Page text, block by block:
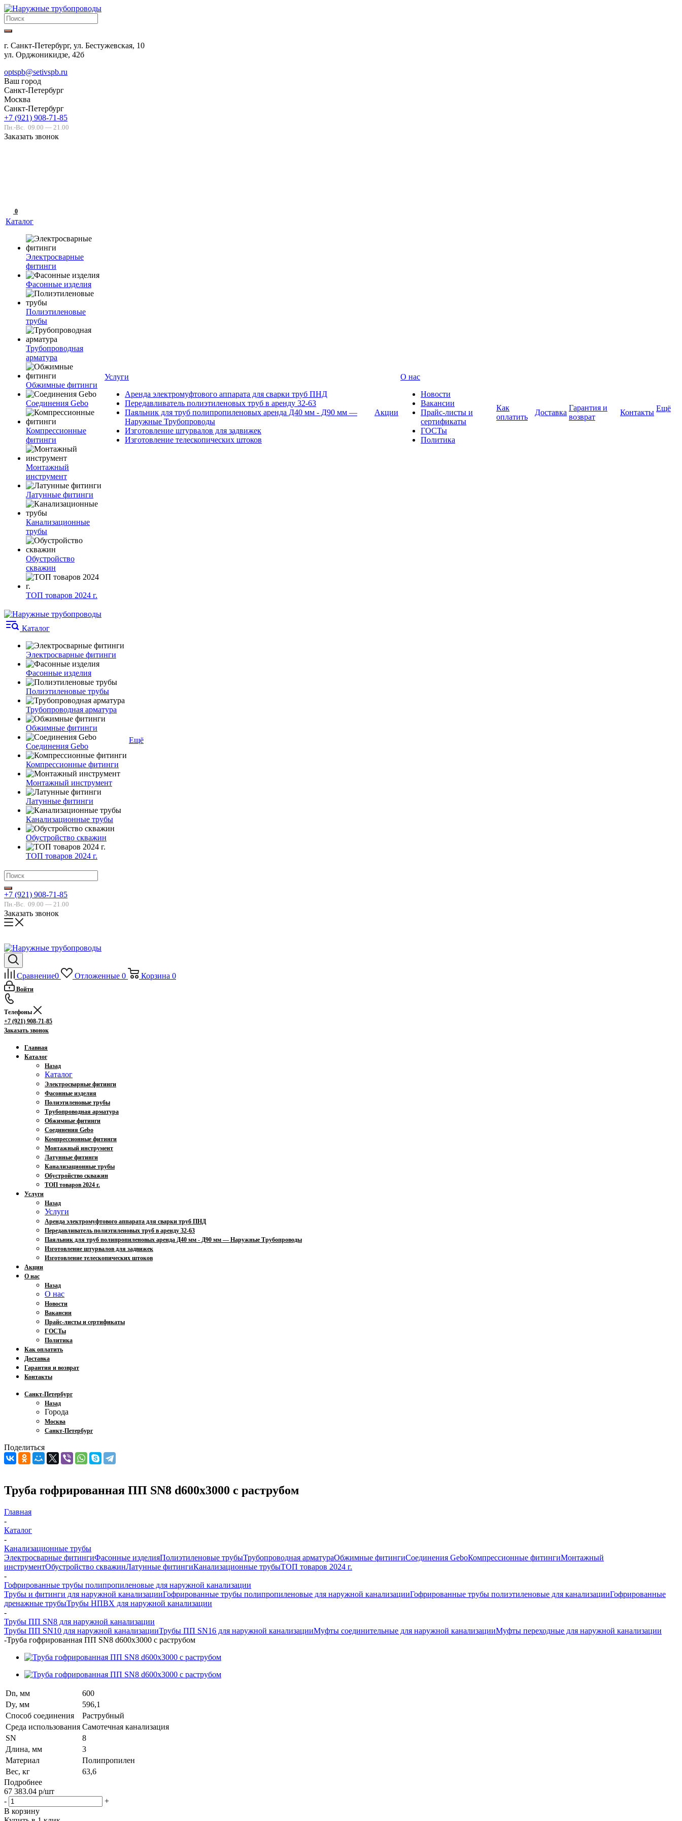
г. Санкт-Петербург, ул. Бестужевская, 10
ул. Орджоникидзе, 42б
optspb@setivspb.ru
Ваш город
Санкт-Петербург
Москва
Санкт-Петербург
+7 (921) 908-71-85
Пн.-Вс. 09.00 — 21.00
Заказать звонок
0
Каталог
Электросварные
фитинги
Фасонные изделия
Полиэтиленовые
трубы
Трубопроводная
арматура
Обжимные фитинги
Соединения Gebo
Компрессионные
фитинги
Монтажный
инструмент
Латунные фитинги
Канализационные
трубы
Обустройство
скважин
ТОП товаров 2024 г.
Услуги
Аренда электромуфтового аппарата для сварки труб ПНД
Передавливатель полиэтиленовых труб в аренду 32-63
Паяльник для труб полипропиленовых аренда Д40 мм - Д90 мм —
Наружные Трубопроводы
Изготовление штурвалов для задвижек
Изготовление телескопических штоков
Акции
О нас
Новости
Вакансии
Прайс-листы и
сертификаты
ГОСТы
Политика
Как
оплатить
Доставка
Гарантия и
возврат
Контакты Ещё
Каталог
Электросварные фитинги
Фасонные изделия
Полиэтиленовые трубы
Трубопроводная арматура
Обжимные фитинги
Соединения Gebo
Компрессионные фитинги
Монтажный инструмент
Латунные фитинги
Канализационные трубы
Обустройство скважин
ТОП товаров 2024 г.
Ещё
+7 (921) 908-71-85
Пн.-Вс. 09.00 — 21.00
Заказать звонок
Сравнение0 Отложенные 0 Корзина 0
Войти
Телефоны
+7 (921) 908-71-85
Заказать звонок
Главная
Каталог
Назад
Каталог
Электросварные фитинги
Фасонные изделия
Полиэтиленовые трубы
Трубопроводная арматура
Обжимные фитинги
Соединения Gebo
Компрессионные фитинги
Монтажный инструмент
Латунные фитинги
Канализационные трубы
Обустройство скважин
ТОП товаров 2024 г.
Услуги
Назад
Услуги
Аренда электромуфтового аппарата для сварки труб ПНД
Передавливатель полиэтиленовых труб в аренду 32-63
Паяльник для труб полипропиленовых аренда Д40 мм - Д90 мм — Наружные Трубопроводы
Изготовление штурвалов для задвижек
Изготовление телескопических штоков
Акции
О нас
Назад
О нас
Новости
Вакансии
Прайс-листы и сертификаты
ГОСТы
Политика
Как оплатить
Доставка
Гарантия и возврат
Контакты
Санкт-Петербург
Назад
Города
Москва
Санкт-Петербург
Поделиться
Труба гофрированная ПП SN8 d600х3000 с раструбом
Главная
-
Каталог
-
Канализационные трубы
Электросварные фитингиФасонные изделияПолиэтиленовые трубыТрубопроводная арматураОбжимные фитингиСоединения GeboКомпрессионные фитингиМонтажный
инструментОбустройство скважинЛатунные фитингиКанализационные трубыТОП товаров 2024 г.
-
Гофрированные трубы полипропиленовые для наружной канализации
Трубы и фитинги для наружной канализацииГофрированные трубы полипропиленовые для наружной канализацииГофрированные трубы полиэтиленовые для канализацииГофрированные
дренажные трубыТрубы НПВХ для наружной канализации
-
Трубы ПП SN8 для наружной канализации
Трубы ПП SN10 для наружной канализацииТрубы ПП SN16 для наружной канализацииМуфты соединительные для наружной канализацииМуфты переходные для наружной канализации
-Труба гофрированная ПП SN8 d600х3000 с раструбом
Dn, мм
600
Dy, мм
596,1
Способ соединения
Раструбный
Среда использования Самотечная канализация
SN
8
Длина, мм
3
Материал
Полипропилен
Вес, кг
63,6
Подробнее
67 383.04 р/шт
-
+
В корзину